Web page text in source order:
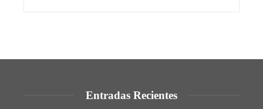
Entradas Recientes